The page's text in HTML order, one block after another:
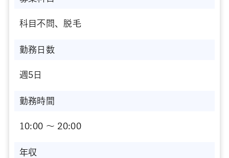
科目不問、脱毛
勤務日数
週5日
勤務時間
10:00 〜 20:00
年収